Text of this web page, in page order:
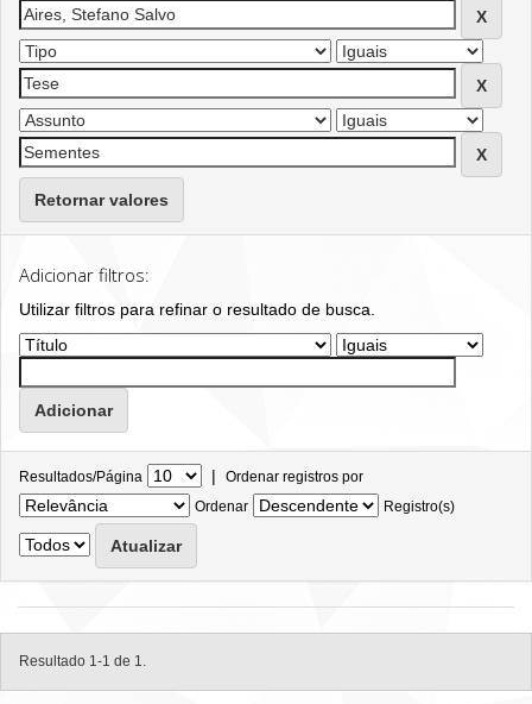
Retornar valores
Adicionar filtros:
Utilizar filtros para refinar o resultado de busca.
Resultados/Página | Ordenar registros por
Ordenar
Registro(s)
Resultado 1-1 de 1.